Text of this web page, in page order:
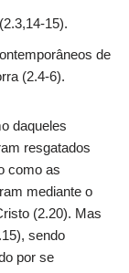
15).
de
(2.4-6).
daqueles
resgatados
como as
mediante o
(2.20). Mas
sendo
por se